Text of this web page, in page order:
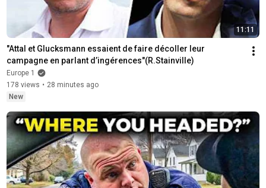
11:11
"Attal et Glucksmann essaient de faire décoller leur
campagne en parlant d’ingérences"(R.Stainville)
Europe 1
178 views • 28 minutes ago
New